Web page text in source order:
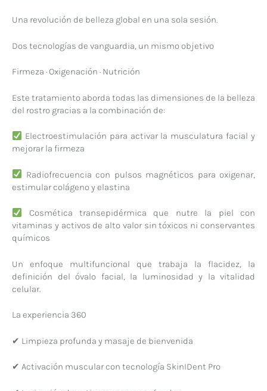
Una revolución de belleza global en una sola sesión.
Dos tecnologías de vanguardia, un mismo objetivo
Firmeza · Oxigenación · Nutrición
Este tratamiento aborda todas las dimensiones de la belleza
del rostro gracias a la combinación de:
Electroestimulación para activar la musculatura facial y
mejorar la firmeza
Radiofrecuencia con pulsos magnéticos para oxigenar,
estimular colágeno y elastina
Cosmética transepidérmica que nutre la piel con
vitaminas y activos de alto valor sin tóxicos ni conservantes
químicos
Un enfoque multifuncional que trabaja la flacidez, la
definición del óvalo facial, la luminosidad y la vitalidad
celular.
La experiencia 360
✔ Limpieza profunda y masaje de bienvenida
✔ Activación muscular con tecnología SkinIDent Pro